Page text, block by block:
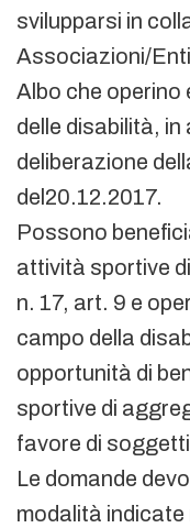
svilupparsi in
Associazioni/
Albo che operino
delle disabilità,
deliberazione
del20.12.2017.
Possono
attività sportive
n. 17, art. 9 e
campo della
opportunità di
sportive di
favore di
Le domande
modalità indicate